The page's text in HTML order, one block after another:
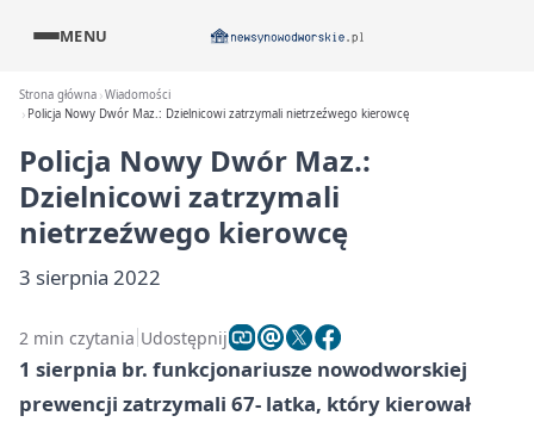
MENU
Strona główna Wiadomości
Policja Nowy Dwór Maz.: Dzielnicowi zatrzymali nietrzeźwego kierowcę
Policja Nowy Dwór Maz.:
Dzielnicowi zatrzymali
nietrzeźwego kierowcę
3 sierpnia 2022
2 min czytania Udostępnij
1 sierpnia br. funkcjonariusze nowodworskiej
prewencji zatrzymali 67- latka, który kierował